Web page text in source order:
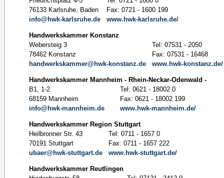
76133 Karlsruhe, Baden
Fax: 0721 - 1600 199
info@hwk-karlsruhe.de
www.hwk-karlsruhe.de/
Handwerkskammer Konstanz
Webersteig 3
Tel: 07531 - 2050
78462 Konstanz
Fax: 07531 - 16468
handwerkskammer@hwk-konstanz.de
www.hwk-konstanz.de/
Handwerkskammer Mannheim - Rhein-Neckar-Odenwald -
B1, 1-2
Tel: 0621 - 18002 0
68159 Mannheim
Fax: 0621 - 18002 199
info@hwk-mannheim.de
www.hwk-mannheim.de/
Handwerkskammer Region Stuttgart
Heilbronner Str. 43
Tel: 0711 - 1657 0
70191 Stuttgart
Fax: 0711 - 1657 222
ubaer@hwk-stuttgart.de
www.hwk-stuttgart.de/
Handwerkskammer Reutlingen